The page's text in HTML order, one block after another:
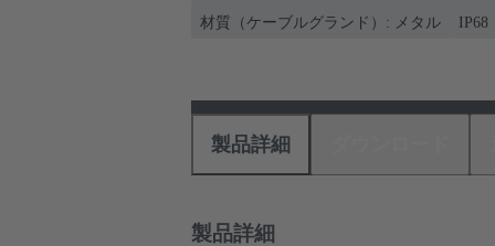
材質（ケーブルグランド）: メタル
IP68
製品詳細
製品詳細